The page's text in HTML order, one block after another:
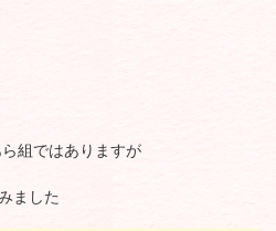
組ではありますが
ました